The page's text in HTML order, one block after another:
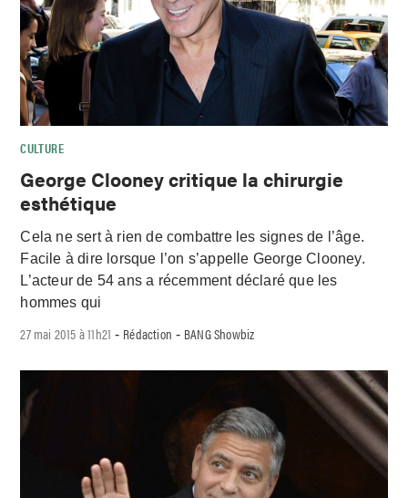
CULTURE
George Clooney critique la chirurgie
esthétique
Cela ne sert à rien de combattre les signes de l’âge.
Facile à dire lorsque l’on s’appelle George Clooney.
L’acteur de 54 ans a récemment déclaré que les
hommes qui
27 mai 2015 à 11h21 - Rédaction - BANG Showbiz